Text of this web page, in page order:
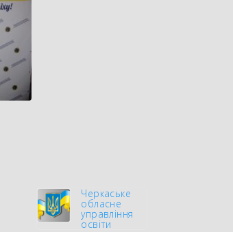
Черкаське
обласне
управління
освіти